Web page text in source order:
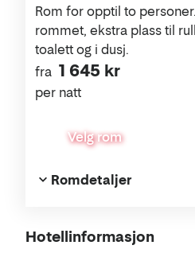
fra 1 645 kr
per natt
Rom for opptil to
rommet, ekstra plass til
toalett og i dusj.
Velg rom
Romdetaljer
Om
Hotellinformasjon